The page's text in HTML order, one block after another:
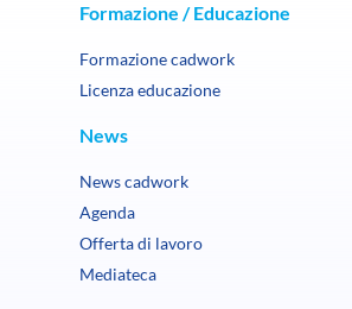
Formazione / Educazione
Formazione cadwork
Licenza educazione
News
News cadwork
Agenda
Offerta di lavoro
Mediateca